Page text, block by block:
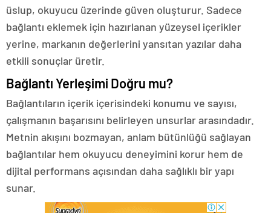
üslup, okuyucu üzerinde güven oluşturur. Sadece
bağlantı eklemek için hazırlanan yüzeysel içerikler
yerine, markanın değerlerini yansıtan yazılar daha
etkili sonuçlar üretir.
Bağlantı Yerleşimi Doğru mu?
Bağlantıların içerik içerisindeki konumu ve sayısı,
çalışmanın başarısını belirleyen unsurlar arasındadır.
Metnin akışını bozmayan, anlam bütünlüğü sağlayan
bağlantılar hem okuyucu deneyimini korur hem de
dijital performans açısından daha sağlıklı bir yapı
sunar.